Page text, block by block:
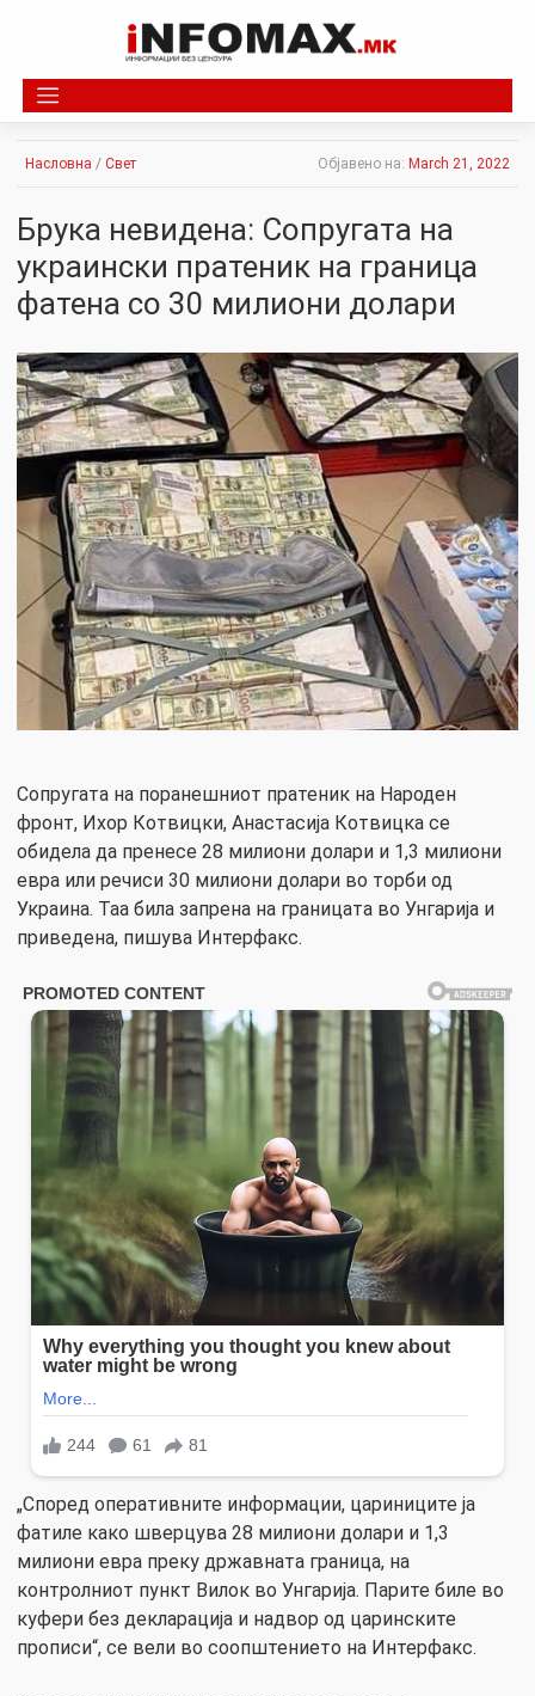
Насловна / Свет Објавено на: March 21, 2022
Брука невидена: Сопругата на
украински пратеник на граница
фатена со 30 милиони долари
Сопругата на поранешниот пратеник на Народен
фронт, Ихор Котвицки, Анастасија Котвицка се
обидела да пренесе 28 милиони долари и 1,3 милиони
евра или речиси 30 милиони долари во торби од
Украина. Таа била запрена на границата во Унгарија и
приведена, пишува Интерфакс.
„Според оперативните информации, цариниците ја
фатиле како шверцува 28 милиони долари и 1,3
милиони евра преку државната граница, на
контролниот пункт Вилок во Унгарија. Парите биле во
куфери без декларација и надвор од царинските
прописи“, се вели во соопштението на Интерфакс.